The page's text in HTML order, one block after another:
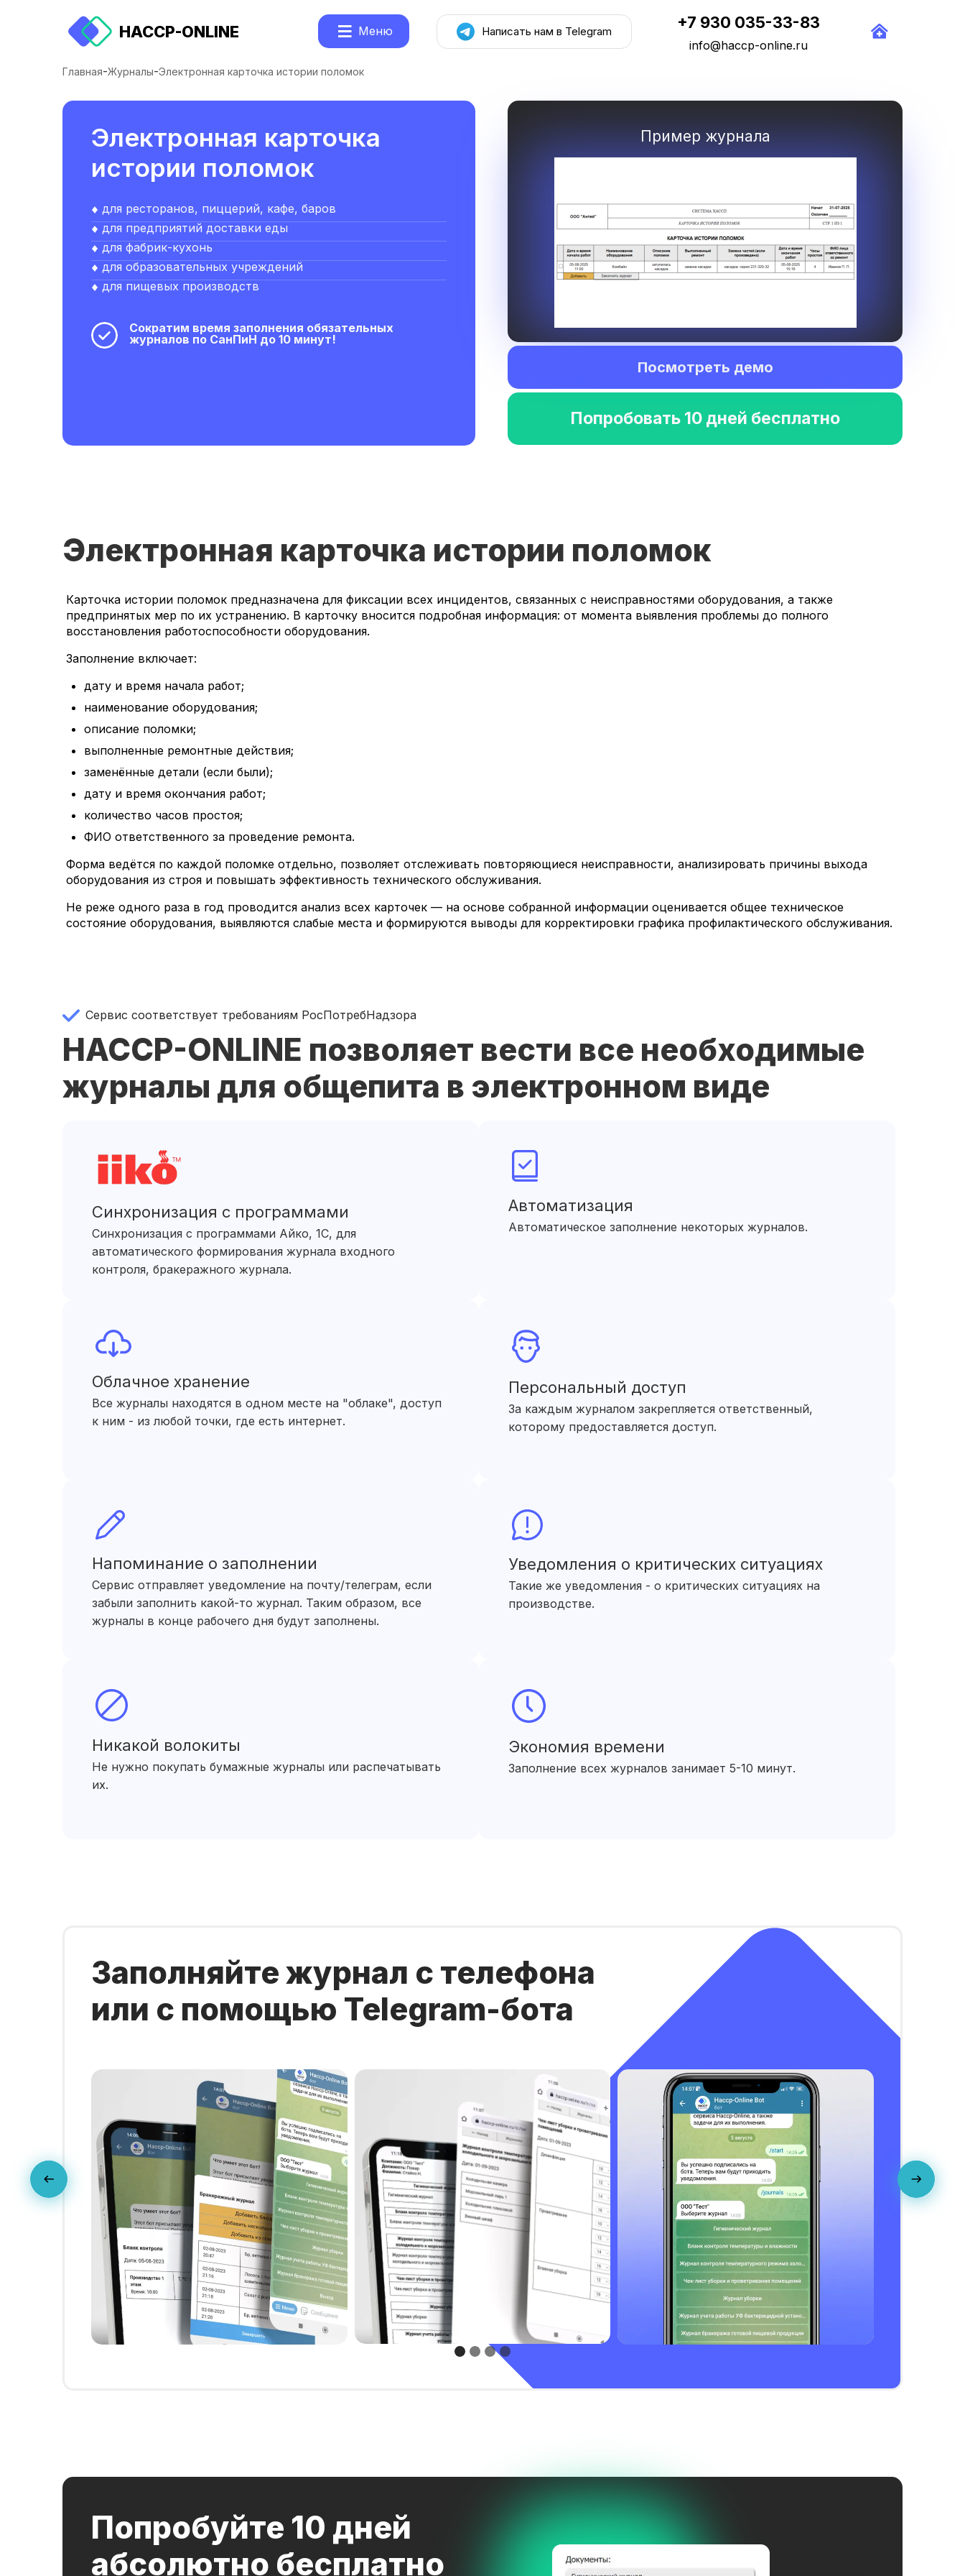
HACCP-ONLINE Меню Написать нам в Telegram +7 930 035-33-83
info@haccp-online.ru
Главная-Журналы-Электронная карточка истории поломок
Электронная карточка
истории поломок
для ресторанов, пиццерий, кафе, баров
для предприятий доставки еды
для фабрик-кухонь
для образовательных учреждений
для пищевых производств
Сократим время заполнения обязательных
журналов по СанПиН до 10 минут!
Пример журнала
Посмотреть демо
Попробовать 10 дней бесплатно
Электронная карточка истории поломок
Карточка истории поломок предназначена для фиксации всех инцидентов, связанных с неисправностями оборудования, а также
предпринятых мер по их устранению. В карточку вносится подробная информация: от момента выявления проблемы до полного
восстановления работоспособности оборудования.
Заполнение включает:
дату и время начала работ;
наименование оборудования;
описание поломки;
выполненные ремонтные действия;
заменённые детали (если были);
дату и время окончания работ;
количество часов простоя;
ФИО ответственного за проведение ремонта.
Форма ведётся по каждой поломке отдельно, позволяет отслеживать повторяющиеся неисправности, анализировать причины выхода
оборудования из строя и повышать эффективность технического обслуживания.
Не реже одного раза в год проводится анализ всех карточек — на основе собранной информации оценивается общее техническое
состояние оборудования, выявляются слабые места и формируются выводы для корректировки графика профилактического обслуживания.
Сервис соответствует требованиям РосПотребНадзора
HACCP-ONLINE позволяет вести все необходимые
журналы для общепита в электронном виде
Синхронизация с программами
Синхронизация с программами Айко, 1С, для
автоматического формирования журнала входного
контроля, бракеражного журнала.
Автоматизация
Автоматическое заполнение некоторых журналов.
Облачное хранение
Все журналы находятся в одном месте на "облаке", доступ
к ним - из любой точки, где есть интернет.
Персональный доступ
За каждым журналом закрепляется ответственный,
которому предоставляется доступ.
Напоминание о заполнении
Сервис отправляет уведомление на почту/телеграм, если
забыли заполнить какой-то журнал. Таким образом, все
журналы в конце рабочего дня будут заполнены.
Уведомления о критических ситуациях
Такие же уведомления - о критических ситуациях на
производстве.
Никакой волокиты
Не нужно покупать бумажные журналы или распечатывать
их.
Экономия времени
Заполнение всех журналов занимает 5-10 минут.
Заполняйте журнал с телефона
или с помощью Telegram-бота
Попробуйте 10 дней
абсолютно бесплатно